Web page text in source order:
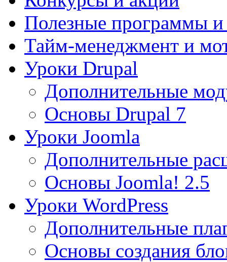
Полезные программы и
Тайм-менеджмент и
Уроки Drupal
Дополнительные
Основы Drupal 7
Уроки Joomla
Дополнительные
Основы Joomla! 2.5
Уроки WordPress
Дополнительные
Основы создания